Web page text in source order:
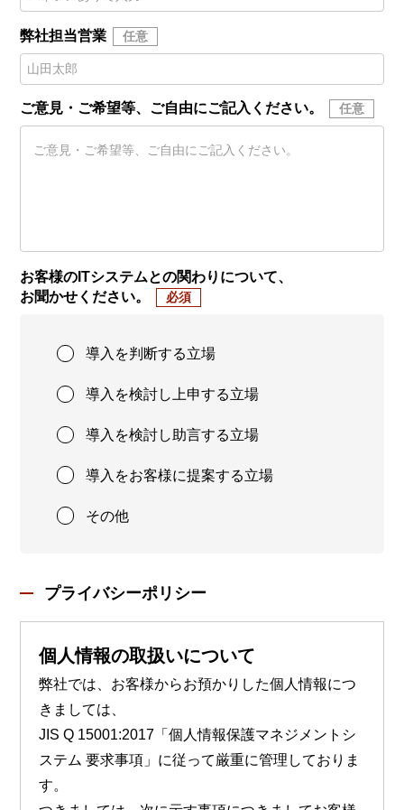
弊社担当営業
ご意見・ご希望等、ご自由にご記入ください。
お客様のITシステムとの関わりについて、
お聞かせください。
導入を判断する立場
導入を検討し上申する立場
導入を検討し助言する立場
導入をお客様に提案する立場
その他
プライバシーポリシー
個人情報の取扱いについて
弊社では、お客様からお預かりした個人情報につ
きましては、
JIS Q 15001:2017「個人情報保護マネジメントシ
ステム 要求事項」に従って厳重に管理しておりま
す。